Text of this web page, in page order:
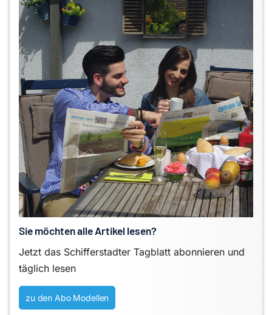
Sie möchten alle Artikel lesen?
Jetzt das Schifferstadter Tagblatt abonnieren und
täglich lesen
zu den Abo Modellen